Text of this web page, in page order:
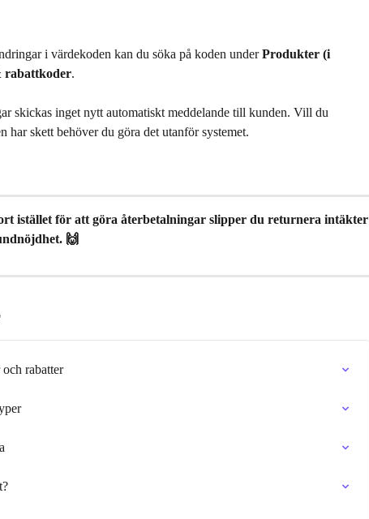
i värdekoden kan du söka på koden under Produkter (i
rabattkoder.
skickas inget nytt automatiskt meddelande till kunden. Vill du
har skett behöver du göra det utanför systemet.
istället för att göra återbetalningar slipper du returnera intäkter
🙌
rabatter